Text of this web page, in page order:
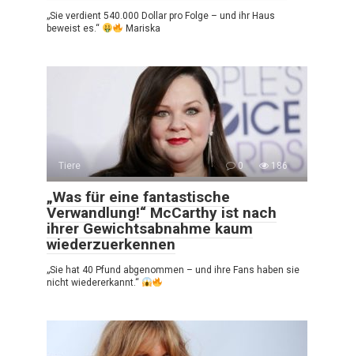
„Sie verdient 540.000 Dollar pro Folge – und ihr Haus
beweist es.“
Mariska
Tiere 0 186
„Was für eine fantastische
Verwandlung!“ McCarthy ist nach
ihrer Gewichtsabnahme kaum
wiederzuerkennen
„Sie hat 40 Pfund abgenommen – und ihre Fans haben sie
nicht wiedererkannt.“